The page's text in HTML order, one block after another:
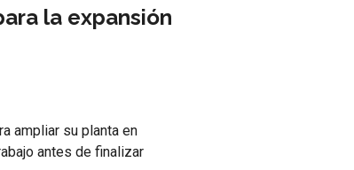
la expansión
ampliar su planta en
antes de finalizar